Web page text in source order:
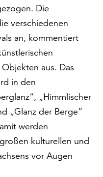
Die
verschiedenen
an, kommentiert
aus. Das
in den
„Himmlischer
„Glanz der Berge“
werden
kulturellen und
vor Augen